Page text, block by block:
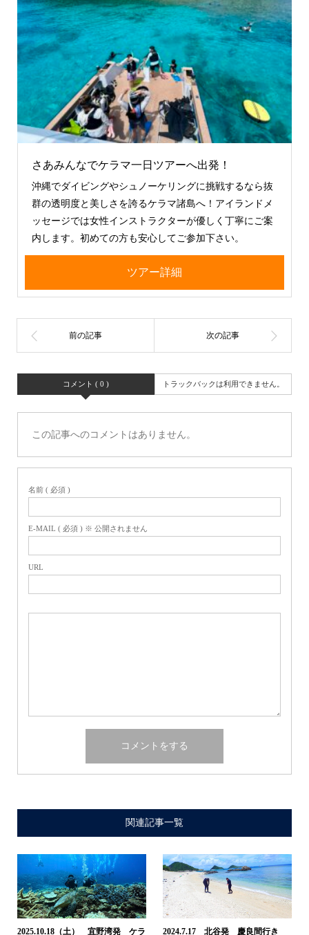
さあみんなでケラマ一日ツアーへ出発！
沖縄でダイビングやシュノーケリングに挑戦するなら抜
群の透明度と美しさを誇るケラマ諸島へ！アイランドメ
ッセージでは女性インストラクターが優しく丁寧にご案
内します。初めての方も安心してご参加下さい。
ツアー詳細
コメント ( 0 ) トラックバックは利用できません。
この記事へのコメントはありません。
名前 ( 必須 )
E-MAIL ( 必須 ) ※ 公開されません
URL
関連記事一覧
2025.10.18（土） 宜野湾発 ケラ 2024.7.17 北谷発 慶良間行き